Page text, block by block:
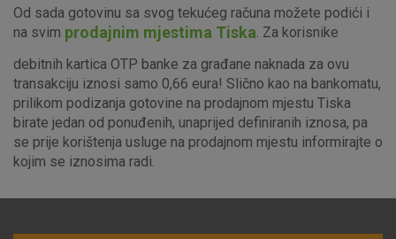
Od sada gotovinu sa svog tekućeg računa možete podići i
na svim prodajnim mjestima Tiska . Za korisnike
debitnih kartica OTP banke za građane naknada za ovu
transakciju iznosi samo 0,66 eura! Slično kao na bankomatu,
prilikom podizanja gotovine na prodajnom mjestu Tiska
birate jedan od ponuđenih, unaprijed definiranih iznosa, pa
se prije korištenja usluge na prodajnom mjestu informirajte o
kojim se iznosima radi.
postavljaju kao odgovor na vaše radnje koje uključuju zahtjev
za uslugama, kao što su postavke kolačića. Svoj preglednik
o njima, ali u tom slučaju neki dijelovi stranice neće raditi. Ti
kolačići ne pohranjuju nikakve informacije koje bi vas mogle
identificirati.
Detaljnije informacije o kolačićima